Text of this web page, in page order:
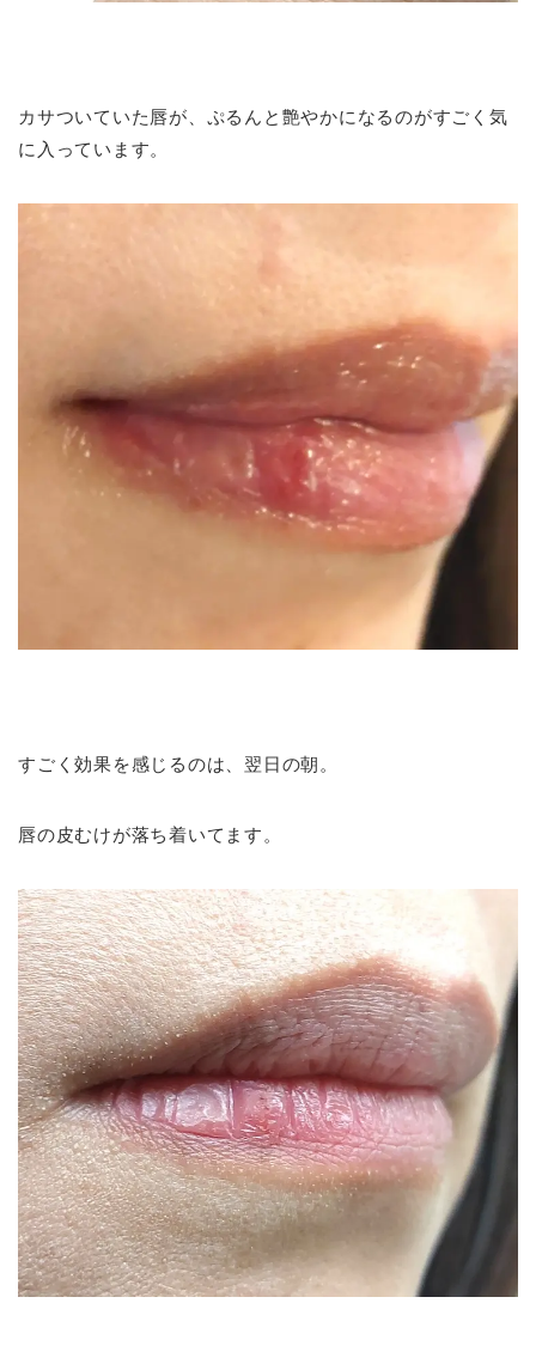
カサついていた唇が、ぷるんと艶やかになるのがすごく気
に入っています。
すごく効果を感じるのは、翌日の朝。
唇の皮むけが落ち着いてます。